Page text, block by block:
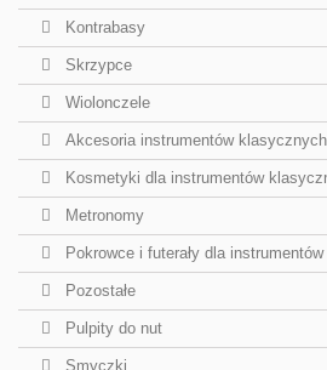
Kontrabasy
Skrzypce
Wiolonczele
Akcesoria instrumentów klasycznych
Kosmetyki dla instrumentów
Metronomy
Pokrowce i futerały dla
Pozostałe
Pulpity do nut
Smyczki